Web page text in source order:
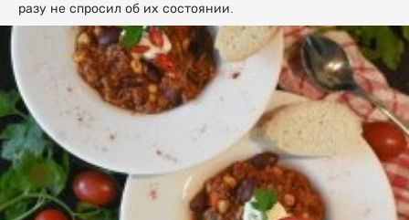
разу не спросил об их состоянии.